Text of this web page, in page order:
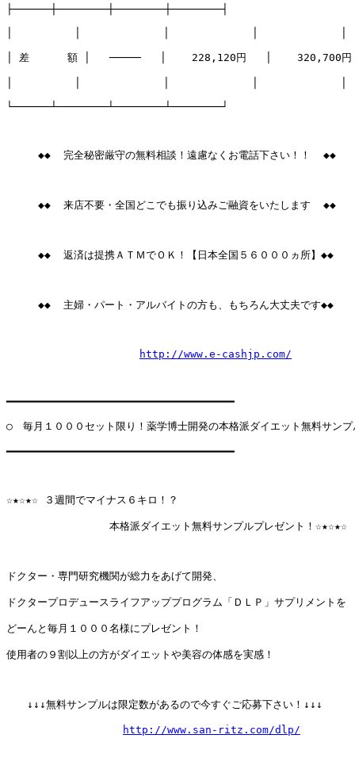
├──────┼────────┼────────┼────────┤
│ 差      額 │   ─────   │    228,120円   │    320,700
└──────┴────────┴────────┴────────┘
     ◆◆  完全秘密厳守の無料相談！遠慮なくお電話下さい！！  ◆◆
     ◆◆  来店不要・全国どこでも振り込みご融資をいたします  ◆◆
     ◆◆  返済は提携ＡＴＭでＯＫ！【日本全国５６０００ヵ所】◆◆
     ◆◆  主婦・パート・アルバイトの方も、もちろん大丈夫です◆◆
http://www.e-cashjp.com/
━━━━━━━━━━━━━━━━━━━━━━━━━━━━━━━━━━━━
○　毎月１０００セット限り！薬学博士開発の本格派ダイエット無料サンプ
━━━━━━━━━━━━━━━━━━━━━━━━━━━━━━━━━━━━
☆★☆★☆ ３週間でマイナス６キロ！？
本格派ダイエット無料サンプルプレゼント！☆★☆★☆
ドクター・専門研究機関が総力をあげて開発、
ドクタープロデュースライフアッププログラム「ＤＬＰ」サプリメントを
どーんと毎月１０００名様にプレゼント！
使用者の９割以上の方がダイエットや美容の体感を実感！
↓↓↓無料サンプルは限定数があるので今すぐご応募下さい！↓↓↓
http://www.san-ritz.com/dlp/